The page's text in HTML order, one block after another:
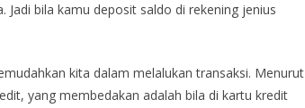
bila kamu deposit saldo di rekening jenius
kita dalam melalukan transaksi. Menurut
yang membedakan adalah bila di kartu kredit